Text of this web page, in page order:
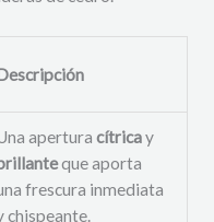
aperturacítricay
que aporta
frescura inmediata
chispeante.